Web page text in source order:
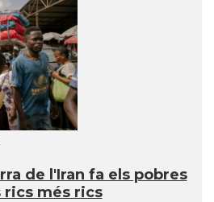
de l'Iran fa els pobres
rics més rics